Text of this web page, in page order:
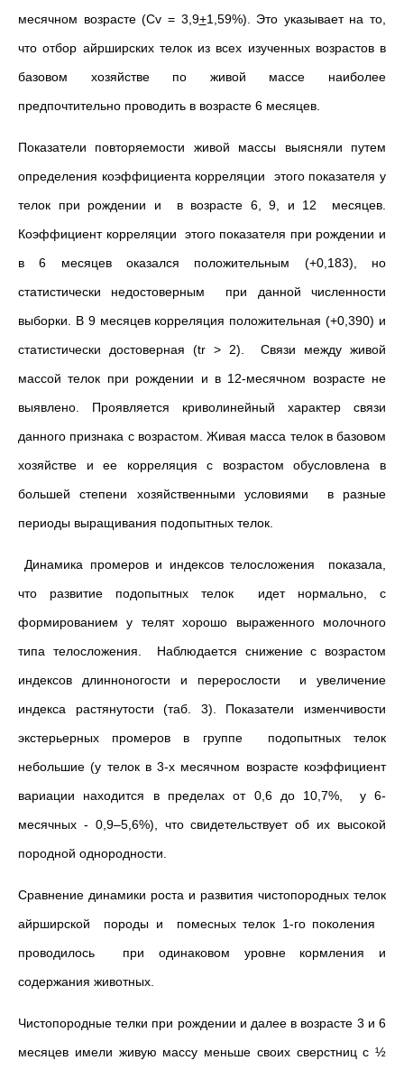
месячном возрасте (Сv = 3,9+1,59%). Это указывает на то,
что отбор айрширских телок из всех изученных возрастов в
базовом хозяйстве по живой массе наиболее
предпочтительно проводить в возрасте 6 месяцев.
Показатели повторяемости живой массы выясняли путем
определения коэффициента корреляции этого показателя у
телок при рождении и в возрасте 6, 9, и 12 месяцев.
Коэффициент корреляции этого показателя при рождении и
в 6 месяцев оказался положительным (+0,183), но
статистически недостоверным при данной численности
выборки. В 9 месяцев корреляция положительная (+0,390) и
статистически достоверная (tr > 2). Связи между живой
массой телок при рождении и в 12-месячном возрасте не
выявлено. Проявляется криволинейный характер связи
данного признака с возрастом. Живая масса телок в базовом
хозяйстве и ее корреляция с возрастом обусловлена в
большей степени хозяйственными условиями в разные
периоды выращивания подопытных телок.
Динамика промеров и индексов телосложения показала,
что развитие подопытных телок идет нормально, с
формированием у телят хорошо выраженного молочного
типа телосложения. Наблюдается снижение с возрастом
индексов длинноногости и перерослости и увеличение
индекса растянутости (таб. 3). Показатели изменчивости
экстерьерных промеров в группе подопытных телок
небольшие (у телок в 3-х месячном возрасте коэффициент
вариации находится в пределах от 0,6 до 10,7%, у 6-
месячных - 0,9–5,6%), что свидетельствует об их высокой
породной однородности.
Сравнение динамики роста и развития чистопородных телок
айрширской породы и помесных телок 1-го поколения
проводилось при одинаковом уровне кормления и
содержания животных.
Чистопородные телки при рождении и далее в возрасте 3 и 6
месяцев имели живую массу меньше своих сверстниц с ½